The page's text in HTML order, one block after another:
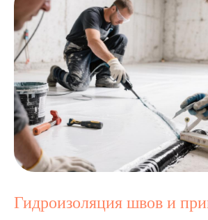
Гидроизоляция швов и